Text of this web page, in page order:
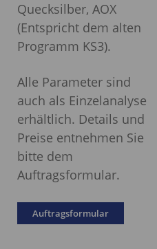
Quecksilber, AOX
(Entspricht dem alten
Programm KS3).
Alle Parameter sind
auch als Einzelanalyse
erhältlich. Details und
Preise entnehmen Sie
bitte dem
Auftragsformular.
Auftragsformular